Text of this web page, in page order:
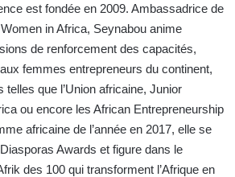
est fondée en 2009. Ambassadrice de
in Africa, Seynabou anime
de renforcement des capacités,
femmes entrepreneurs du continent,
que l’Union africaine, Junior
ou encore les African Entrepreneurship
africaine de l’année en 2017, elle se
Awards et figure dans le
des 100 qui transforment l’Afrique en